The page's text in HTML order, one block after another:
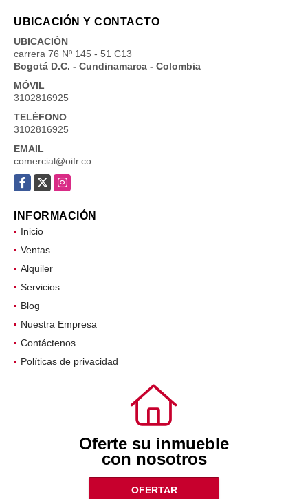
UBICACIÓN Y CONTACTO
UBICACIÓN
carrera 76 Nº 145 - 51 C13
Bogotá D.C. - Cundinamarca - Colombia
MÓVIL
3102816925
TELÉFONO
3102816925
EMAIL
comercial@oifr.co
Facebook
X Instagram
INFORMACIÓN
Inicio
Ventas
Alquiler
Servicios
Blog
Nuestra Empresa
Contáctenos
Políticas de privacidad
Oferte su inmueble
con nosotros
OFERTAR